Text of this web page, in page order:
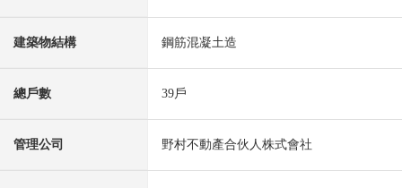
建築物結構 鋼筋混凝土造
總戶數 39戶
管理公司 野村不動產合伙人株式會社